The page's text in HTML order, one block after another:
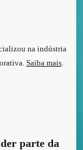
na indústria
Saiba mais.
parte da